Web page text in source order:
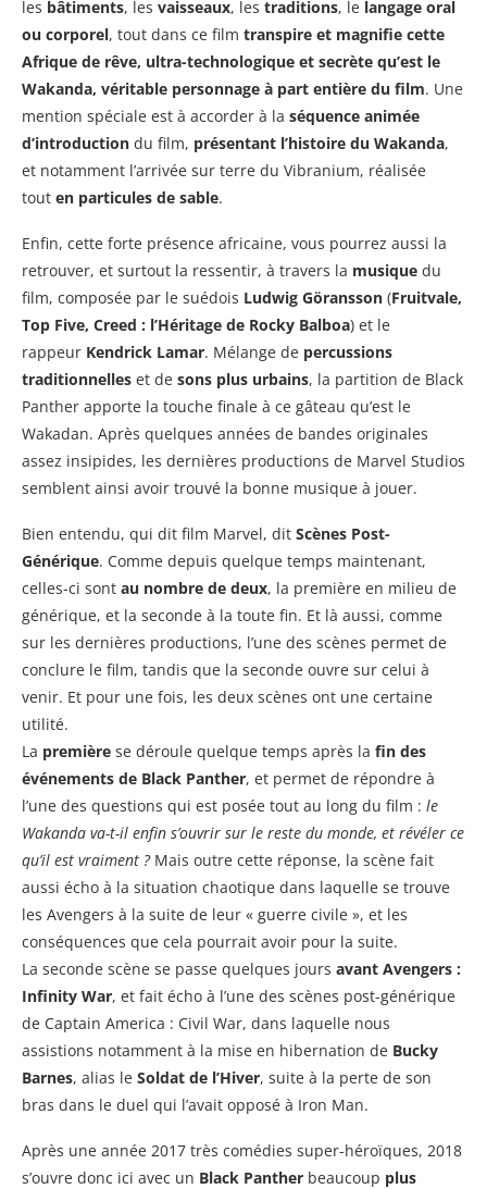
les bâtiments, les vaisseaux, les traditions, le langage oral
ou corporel, tout dans ce film transpire et magnifie cette
Afrique de rêve, ultra-technologique et secrète qu’est le
Wakanda, véritable personnage à part entière du film. Une
mention spéciale est à accorder à la séquence animée
d’introduction du film, présentant l’histoire du Wakanda,
et notamment l’arrivée sur terre du Vibranium, réalisée
tout en particules de sable.
Enfin, cette forte présence africaine, vous pourrez aussi la
retrouver, et surtout la ressentir, à travers la musique du
film, composée par le suédois Ludwig Göransson (Fruitvale,
Top Five, Creed : l’Héritage de Rocky Balboa) et le
rappeur Kendrick Lamar. Mélange de percussions
traditionnelles et de sons plus urbains, la partition de Black
Panther apporte la touche finale à ce gâteau qu’est le
Wakadan. Après quelques années de bandes originales
assez insipides, les dernières productions de Marvel Studios
semblent ainsi avoir trouvé la bonne musique à jouer.
Bien entendu, qui dit film Marvel, dit Scènes Post-
Générique. Comme depuis quelque temps maintenant,
celles-ci sont au nombre de deux, la première en milieu de
générique, et la seconde à la toute fin. Et là aussi, comme
sur les dernières productions, l’une des scènes permet de
conclure le film, tandis que la seconde ouvre sur celui à
venir. Et pour une fois, les deux scènes ont une certaine
utilité.
La première se déroule quelque temps après la fin des
événements de Black Panther, et permet de répondre à
l’une des questions qui est posée tout au long du film : le
Wakanda va-t-il enfin s’ouvrir sur le reste du monde, et révéler ce
qu’il est vraiment ?Mais outre cette réponse, la scène fait
aussi écho à la situation chaotique dans laquelle se trouve
les Avengers à la suite de leur « guerre civile », et les
conséquences que cela pourrait avoir pour la suite.
La seconde scène se passe quelques jours avant Avengers :
Infinity War, et fait écho à l’une des scènes post-générique
de Captain America : Civil War, dans laquelle nous
assistions notamment à la mise en hibernation de Bucky
Barnes, alias le Soldat de l’Hiver, suite à la perte de son
bras dans le duel qui l’avait opposé à Iron Man.
Après une année 2017 très comédies super-héroïques, 2018
s’ouvre donc ici avec un Black Panther beaucoup plus